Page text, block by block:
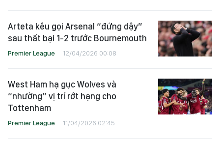
Arteta kêu gọi Arsenal “đứng dậy”
sau thất bại 1-2 trước Bournemouth
Premier League 12/04/2026 00:08
West Ham hạ gục Wolves và
“nhường” vị trí rớt hạng cho
Tottenham
Premier League 11/04/2026 02:45